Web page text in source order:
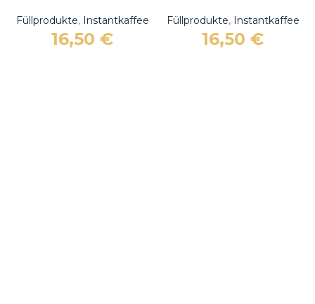
Füllprodukte, Instantkaffee
16,50 €
Füllprodukte, Instantkaffee
16,50 €